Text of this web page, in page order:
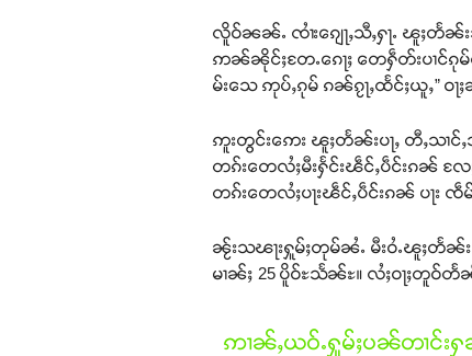
လိူဝ်ၼၼ်ႉ ၸၢႆးၵျေႃႇသီႇႁႃႉ ၽူႈတႅၼ်း
ဢၼ်ၼိုင်ႈတႄႉၵေႃႈ တေႁဵတ်းပၢင်ၵု
မ်းသေ ဢုပ်ႇၵုမ် ၵၼ်ၵႂႃႇထႅင်ႈယူႇ” ဝႃ
ဢူးတွင်းဢေး ၽူႈတႅၼ်းပႃႇ တီႇသၢင်ႇ
တၵ်းတေလႆႈမီးႁႅင်းၽဵင်ႇပဵင်းၵၼ် လႄ
တၵ်းတေလႆႈပႃးၽဵင်ႇပဵင်းၵၼ် ပႃး ၸဵမ်
ၼႂ်းသၽႃးႁူမ်ႈတုမ်ၼႆႉ မီးဝႆႉၽူႈတႅၼ်း
မၢၼ်ႈ 25 ပိူဝ်ႊသႅၼ်ႊ။ လႆႈဝႃႈတူဝ်တႅ
ဢၢၼ်ႇယဝ်ႉႁူမ်ႈပၼ်တၢင်